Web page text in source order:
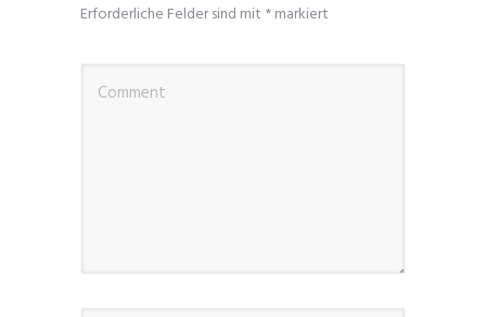
Erforderliche Felder sind mit *markiert